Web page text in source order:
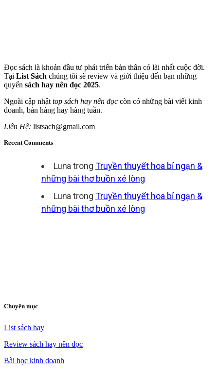
Đọc sách là khoản đầu tư phát triển bản thân có lãi nhất cuộc đời.
Tại List Sách chúng tôi sẽ review và giới thiệu đến bạn những
quyển sách hay nên đọc 2025.
Ngoài cập nhật top sách hay nên đọc còn có những bài viết kinh
doanh, bán hàng hay hàng tuần.
Liên Hệ: listsach@gmail.com
Recent Comments
Luna trong Truyền thuyết hoa bỉ ngạn &
những bài thơ buồn xé lòng
Luna trong Truyền thuyết hoa bỉ ngạn &
những bài thơ buồn xé lòng
Chuyên mục
List sách hay
Review sách hay nên đọc
Bài học kinh doanh